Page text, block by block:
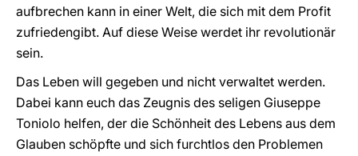
aufbrechen kann in einer Welt, die sich mit dem Profit
zufriedengibt. Auf diese Weise werdet ihr revolutionär
sein.
Das Leben will gegeben und nicht verwaltet werden.
Dabei kann euch das Zeugnis des seligen Giuseppe
Toniolo helfen, der die Schönheit des Lebens aus dem
Glauben schöpfte und sich furchtlos den Problemen